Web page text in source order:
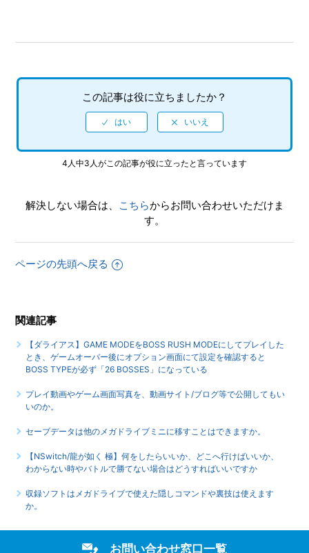
収録ソフトはメガドライブで使えた隠しコマンドや裏技は使
【ダイナブラザーズ2】 6ボタンパッド設定画面（ショート
【ダライアス】GAME MODEをBOSS RUSH MODEにしてプ
レイしたとき、ゲームオーバー後にオプション画面にて設定
を確認するとBOSS TYPEが必ず「26 BOSSES」になってい
る
この記事は役に立ちましたか？
4人中3人がこの記事が役に立ったと言っています
解決しない場合は、 こちらからお問い合わせいただけま
す。
ページの先頭へ戻る
関連記事
【ダライアス】GAME MODEをBOSS RUSH MODEにしてプレイした
とき、ゲームオーバー後にオプション画面にて設定を確認すると
BOSS TYPEが必ず「26 BOSSES」になっている
プレイ動画やゲーム画面写真を、動画サイト/ブログ等で公開してもい
いのか。
セーブデータは他のメガドライブミニに移すことはできますか。
【NSwitch/龍が如く 極】何をしたらいいか、どこへ行けばいいか、
わからない時やバトルで勝てない場合はどうすればいいですか
収録ソフトはメガドライブで使えた隠しコマンドや裏技は使えます
か。
お問い合わせ窓口一覧